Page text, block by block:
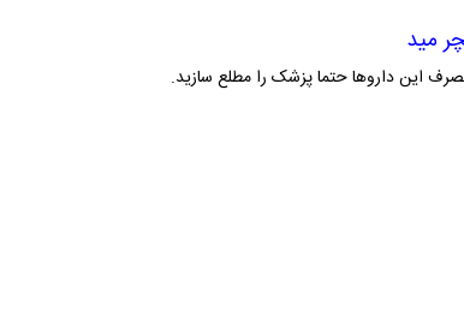
این داروها حتما پزشک را مطلع سازید.